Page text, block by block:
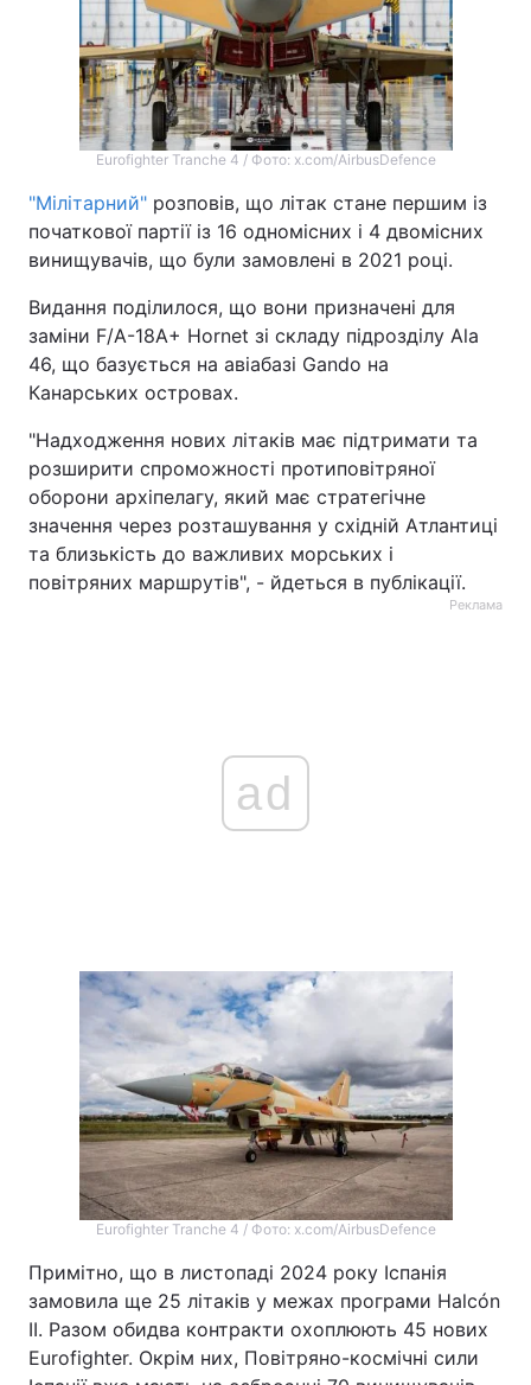
Eurofighter Tranche 4 / Фото: x.com/AirbusDefence
"Мілітарний" розповів, що літак стане першим із
початкової партії із 16 одномісних і 4 двомісних
винищувачів, що були замовлені в 2021 році.
Видання поділилося, що вони призначені для
заміни F/A-18A+ Hornet зі складу підрозділу Ala
46, що базується на авіабазі Gando на
Канарських островах.
"Надходження нових літаків має підтримати та
розширити спроможності протиповітряної
оборони архіпелагу, який має стратегічне
значення через розташування у східній Атлантиці
та близькість до важливих морських і
повітряних маршрутів", - йдеться в публікації.
Реклама
ad
Eurofighter Tranche 4 / Фото: x.com/AirbusDefence
Примітно, що в листопаді 2024 року Іспанія
замовила ще 25 літаків у межах програми Halcón
II. Разом обидва контракти охоплюють 45 нових
Eurofighter. Окрім них, Повітряно-космічні сили